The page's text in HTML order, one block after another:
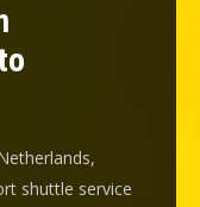
shuttle service